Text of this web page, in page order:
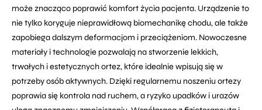
może znacząco poprawić komfort życia pacjenta. Urządzenie to
nie tylko koryguje nieprawidłową biomechanikę chodu, ale także
zapobiega dalszym deformacjom i przeciążeniom. Nowoczesne
materiały i technologie pozwalają na stworzenie lekkich,
trwałych i estetycznych ortez, które idealnie wpisują się w
potrzeby osób aktywnych. Dzięki regularnemu noszeniu ortezy
poprawia się kontrola nad ruchem, a ryzyko upadków i urazów